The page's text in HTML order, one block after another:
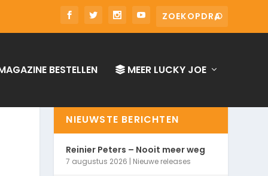
BESTELLEN MEER LUCKY JOE
NIEUWSTE BERICHTEN
Reinier Peters – Nooit meer weg
7 augustus 2026 | Nieuwe releases